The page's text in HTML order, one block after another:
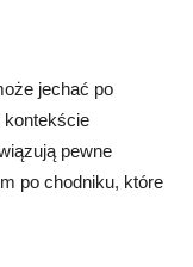
jechać po
kontekście
pewne
po chodniku, które